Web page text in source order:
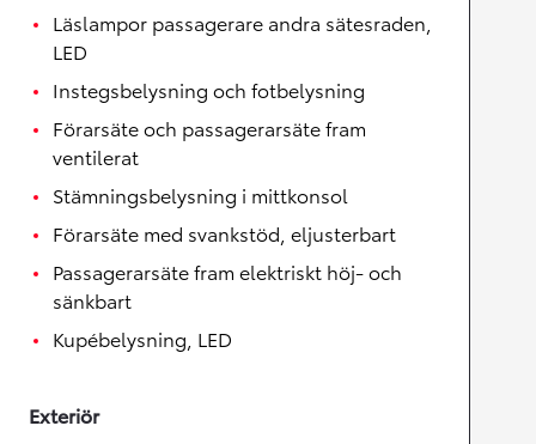
Läslampor passagerare andra sätesraden,
LED
Instegsbelysning och fotbelysning
Förarsäte och passagerarsäte fram
ventilerat
Stämningsbelysning i mittkonsol
Förarsäte med svankstöd, eljusterbart
Passagerarsäte fram elektriskt höj- och
sänkbart
Kupébelysning, LED
Exteriör